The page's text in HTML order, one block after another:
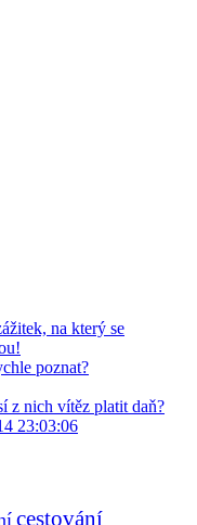
na který se
poznat?
z nich vítěz platit daň?
23:03:06
cestování